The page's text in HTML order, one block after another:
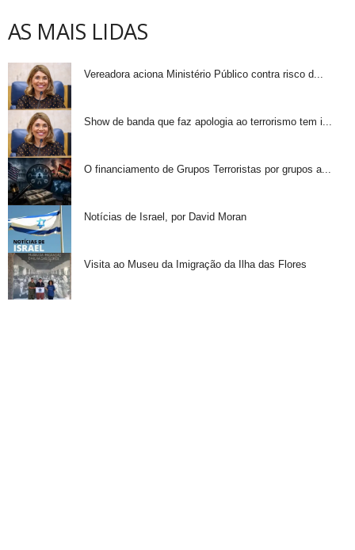
AS MAIS LIDAS
Vereadora aciona Ministério Público contra risco d...
Show de banda que faz apologia ao terrorismo tem i...
O financiamento de Grupos Terroristas por grupos a...
Notícias de Israel, por David Moran
Visita ao Museu da Imigração da Ilha das Flores